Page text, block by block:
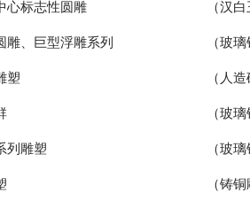
心标志性圆雕 （汉
雕、巨型浮雕系列 （玻
塑 （人
（玻
列雕塑 （玻
（铸